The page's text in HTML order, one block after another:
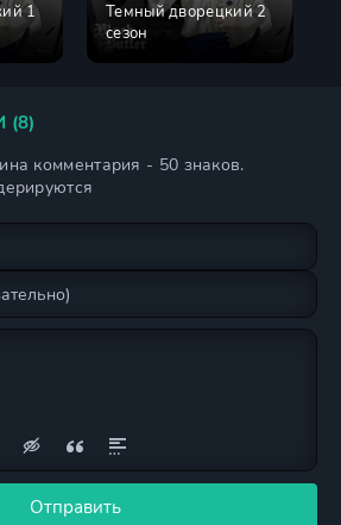
1
Темный дворецкий 2
сезон
(8)
комментария - 50 знаков.
Отправить